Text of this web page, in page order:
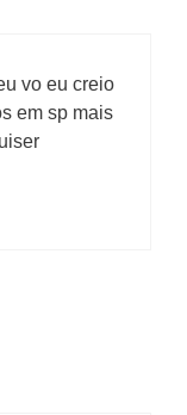
vo eu creio
em sp mais